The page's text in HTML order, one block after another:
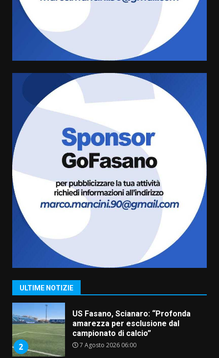
ULTIME NOTIZIE
Carta d’identità: continua il piano
di aperture straordinarie del
Comune di Fasano
cittadina di Fratelli d’Italia,
pronta a tornare in Consiglio
comunale
6 Agosto 2026 08:00
Cura dei beni comuni e
cittadinanza attiva: online
l’avviso per la gestione
condivisa della Villetta di
Laureto
La magia del Minareto e la prima
assoluta de “L’Albergo
Belvedere. Il rapimento”
6 Agosto 2026 06:15
1
“I Contestatori: Musica di
Rivoluzione”: nuovo
appuntamento con “Fasano in
2
US Fasano, Scianaro: “Profonda
amarezza per esclusione dal
campionato di calcio”
7 Agosto 2026 06:00